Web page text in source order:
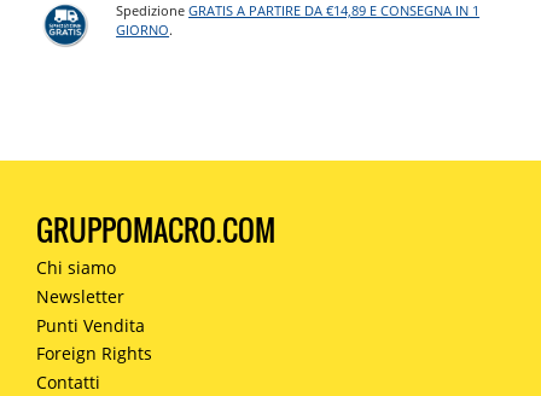
SpedizioneGRATIS A PARTIRE DA €14,89 E CONSEGNA IN 1
GIORNO.
GRUPPOMACRO.COM
Chi siamo
Newsletter
Punti Vendita
Foreign Rights
Contatti